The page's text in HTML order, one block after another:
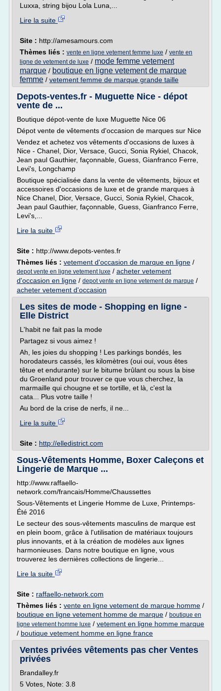
Luxxa, string bijou Lola Luna,...
Lire la suite
Site : http://amesamours.com
Thèmes liés : vente en ligne vetement femme luxe / vente en
ligne de vetement de luxe / mode femme vetement
marque / boutique en ligne vetement de marque
femme / vetement femme de marque grande taille
Depots-ventes.fr - Muguette Nice - dépot
vente de ...
Boutique dépot-vente de luxe Muguette Nice 06
Dépot vente de vêtements d'occasion de marques sur Nice
Vendez et achetez vos vêtements d'occasions de luxes à
Nice - Chanel, Dior, Versace, Gucci, Sonia Rykiel, Chacok,
Jean paul Gauthier, façonnable, Guess, Gianfranco Ferre,
Levi's, Longchamp
Boutique spécialisée dans la vente de vêtements, bijoux et
accessoires d'occasions de luxe et de grande marques à
Nice Chanel, Dior, Versace, Gucci, Sonia Rykiel, Chacok,
Jean paul Gauthier, façonnable, Guess, Gianfranco Ferre,
Levi's,...
Lire la suite
Site : http://www.depots-ventes.fr
Thèmes liés : vetement d'occasion de marque en ligne /
depot vente en ligne vetement luxe / acheter vetement
d'occasion en ligne / depot vente en ligne vetement de marque /
acheter vetement d'occasion
Les sites de mode - Shopping en ligne -
Elle District
L'habit ne fait pas la mode
Partagez si vous aimez !
Ah, les joies du shopping ! Les parkings bondés, les
horodateurs cassés, les kilomètres (oui oui, vous êtes
têtue et endurante) sur le bitume brûlant ou sous la bise
du Groenland pour trouver ce que vous cherchez, la
marmaille qui chougne et se tortille, et là, c'est la
cata... Plus votre taille !
Au bord de la crise de nerfs, il ne...
Lire la suite
Site : http://elledistrict.com
Sous-Vêtements Homme, Boxer Caleçons et
Lingerie de Marque ...
http://www.raffaello-
network.com/francais/Homme/Chaussettes
Sous-Vêtements et Lingerie Homme de Luxe, Printemps-
Été 2016
Le secteur des sous-vêtements masculins de marque est
en plein boom, grâce à l'utilisation de matériaux toujours
plus innovants, et à la création de modèles aux lignes
harmonieuses. Dans notre boutique en ligne, vous
trouverez les dernières collections de lingerie...
Lire la suite
Site : raffaello-network.com
Thèmes liés : vente en ligne vetement de marque homme /
boutique en ligne vetement homme de marque / boutique en
ligne vetement homme luxe / vetement en ligne homme marque
/ boutique vetement homme en ligne france
Ventes privées vêtements pas cher Ventes
privées
Brandalley.fr
5 Votes, Note: 3.8